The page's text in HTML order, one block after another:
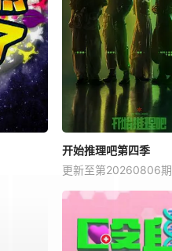
开始推理吧第四季
更新至第20260806期